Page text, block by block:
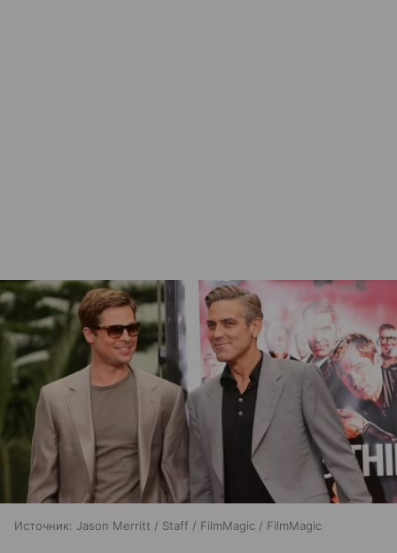
Источник: Jason Merritt / Staff / FilmMagic / FilmMagic